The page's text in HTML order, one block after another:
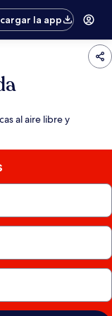
la app
al aire libre y